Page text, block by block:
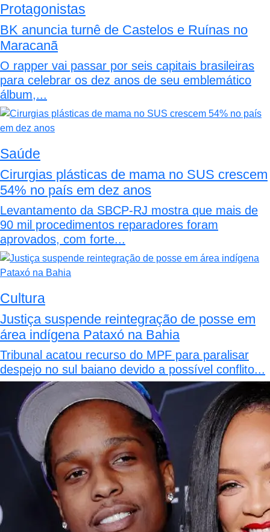
Protagonistas
BK anuncia turnê de Castelos e Ruínas no
Maracanã
O rapper vai passar por seis capitais brasileiras
para celebrar os dez anos de seu emblemático
álbum,...
Saúde
Cirurgias plásticas de mama no SUS crescem
54% no país em dez anos
Levantamento da SBCP-RJ mostra que mais de
90 mil procedimentos reparadores foram
aprovados, com forte...
Cultura
Justiça suspende reintegração de posse em
área indígena Pataxó na Bahia
Tribunal acatou recurso do MPF para paralisar
despejo no sul baiano devido a possível conflito...